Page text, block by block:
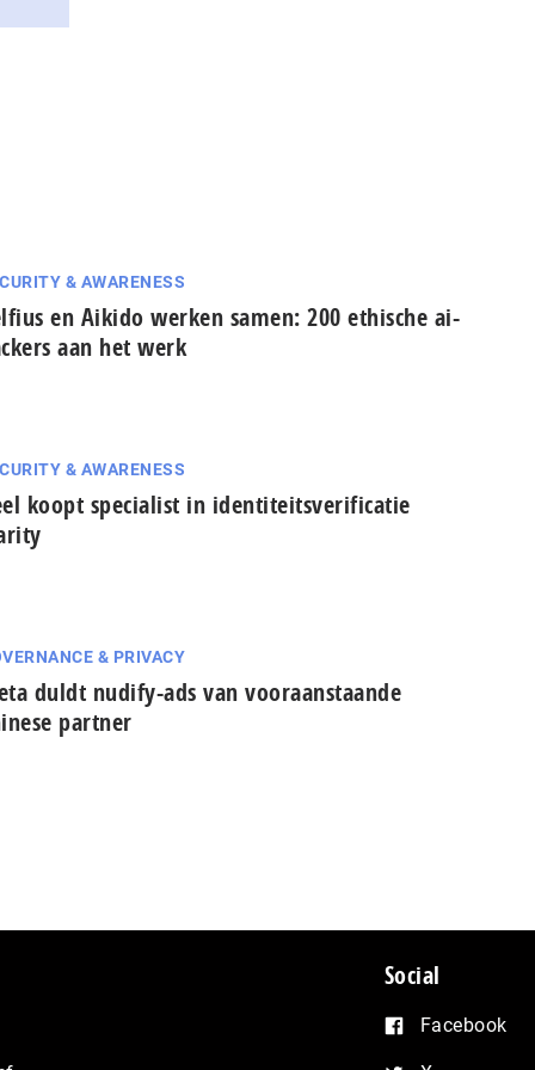
& AWARENESS
en Aikido werken samen: 200 ethische ai-
aan het werk
& AWARENESS
koopt specialist in identiteitsverificatie
& PRIVACY
duldt nudify-ads van vooraanstaande
partner
Social
Facebook